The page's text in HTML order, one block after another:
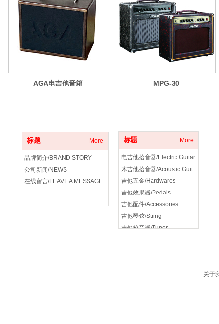
AGA电吉他音箱 MPG-30
标题 More
品牌简介/BRAND STORY
公司新闻/NEWS
在线留言/LEAVE A MESSAGE
标题 More
电吉他拾音器/Electric Guitar Pickup
木吉他拾音器/Acoustic Guitar Pickup
吉他五金/Hardwares
吉他效果器/Pedals
吉他配件/Accessories
吉他琴弦/String
吉他校音器/Tuner
关于